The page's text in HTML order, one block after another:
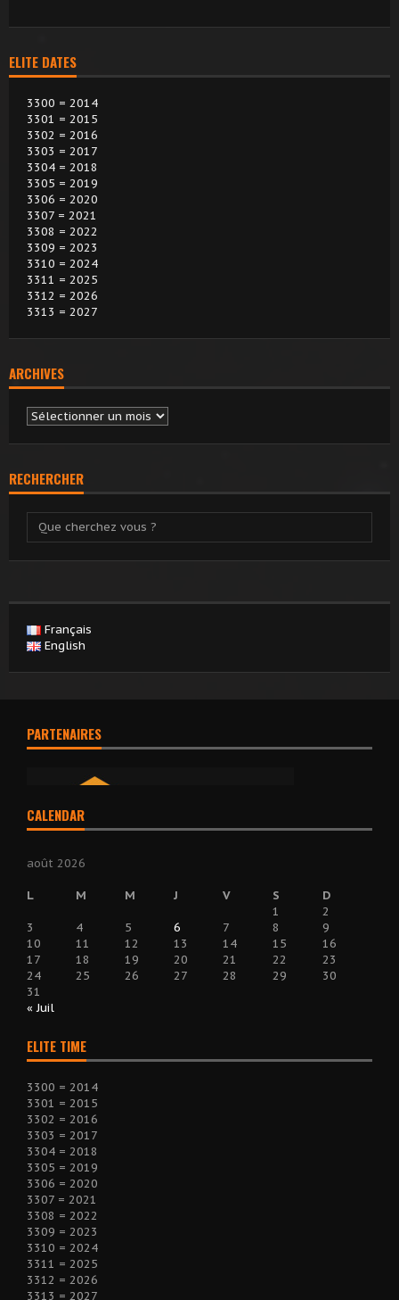
ELITE DATES
3300 = 2014
3301 = 2015
3302 = 2016
3303 = 2017
3304 = 2018
3305 = 2019
3306 = 2020
3307 = 2021
3308 = 2022
3309 = 2023
3310 = 2024
3311 = 2025
3312 = 2026
3313 = 2027
ARCHIVES
Archives
RECHERCHER
Français
English
PARTENAIRES
CALENDAR
août 2026
L M M J V S
D
1
2
3
4 5 6 7 8
9
10
11 12 13 14 15
16
17
18 19 20 21 22
23
24
25 26 27 28 29
30
31
« Juil
ELITE TIME
3300 = 2014
3301 = 2015
3302 = 2016
3303 = 2017
3304 = 2018
3305 = 2019
3306 = 2020
3307 = 2021
3308 = 2022
3309 = 2023
3310 = 2024
3311 = 2025
3312 = 2026
3313 = 2027